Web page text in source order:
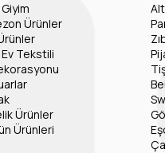
Ürünler
Tekstili
Ürünler
Ürünleri
Alt